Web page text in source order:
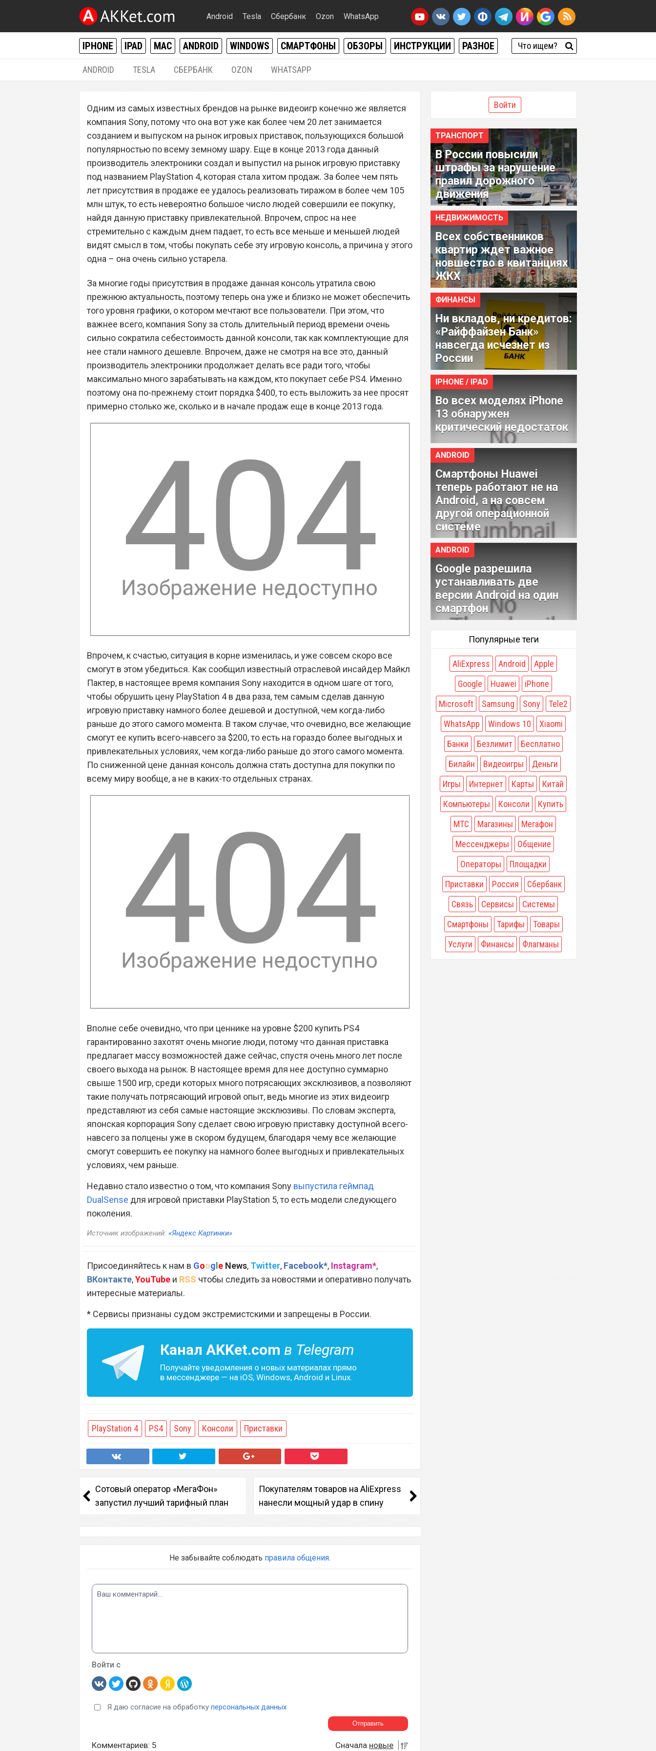
Android Tesla Сбербанк Ozon WhatsApp
IPHONE IPAD MAC ANDROID WINDOWS СМАРТФОНЫ ОБЗОРЫ ИНСТРУКЦИИ РАЗНОЕ
ANDROID TESLA СБЕРБАНК OZON WHATSAPP
Теперь даром: Sony обрушила цену
PlayStation 4 в два раза
Одним из самых известных брендов на рынке видеоигр конечно же является
компания Sony, потому что она вот уже как более чем 20 лет занимается
созданием и выпуском на рынок игровых приставок, пользующихся большой
популярностью по всему земному шару. Еще в конце 2013 года данный
производитель электроники создал и выпустил на рынок игровую приставку
под названием PlayStation 4, которая стала хитом продаж. За более чем пять
лет присутствия в продаже ее удалось реализовать тиражом в более чем 105
млн штук, то есть невероятно большое число людей совершили ее покупку,
найдя данную приставку привлекательной. Впрочем, спрос на нее
стремительно с каждым днем падает, то есть все меньше и меньшей людей
видят смысл в том, чтобы покупать себе эту игровую консоль, а причина у этого
одна – она очень сильно устарела.
За многие годы присутствия в продаже данная консоль утратила свою
прежнюю актуальность, поэтому теперь она уже и близко не может обеспечить
того уровня графики, о котором мечтают все пользователи. При этом, что
важнее всего, компания Sony за столь длительный период времени очень
сильно сократила себестоимость данной консоли, так как комплектующие для
нее стали намного дешевле. Впрочем, даже не смотря на все это, данный
производитель электроники продолжает делать все ради того, чтобы
максимально много зарабатывать на каждом, кто покупает себе PS4. Именно
поэтому она по-прежнему стоит порядка $400, то есть выложить за нее просят
примерно столько же, сколько и в начале продаж еще в конце 2013 года.
Впрочем, к счастью, ситуация в корне изменилась, и уже совсем скоро все
смогут в этом убедиться. Как сообщил известный отраслевой инсайдер Майкл
Пактер, в настоящее время компания Sony находится в одном шаге от того,
чтобы обрушить цену PlayStation 4 в два раза, тем самым сделав данную
игровую приставку намного более дешевой и доступной, чем когда-либо
раньше до этого самого момента. В таком случае, что очевидно, все желающие
смогут ее купить всего-навсего за $200, то есть на гораздо более выгодных и
привлекательных условиях, чем когда-либо раньше до этого самого момента.
По сниженной цене данная консоль должна стать доступна для покупки по
всему миру вообще, а не в каких-то отдельных странах.
Вполне себе очевидно, что при ценнике на уровне $200 купить PS4
гарантированно захотят очень многие люди, потому что данная приставка
предлагает массу возможностей даже сейчас, спустя очень много лет после
своего выхода на рынок. В настоящее время для нее доступно суммарно
свыше 1500 игр, среди которых много потрясающих эксклюзивов, а позволяют
такие получать потрясающий игровой опыт, ведь многие из этих видеоигр
представляют из себя самые настоящие эксклюзивы. По словам эксперта,
японская корпорация Sony сделает свою игровую приставку доступной всего-
навсего за полцены уже в скором будущем, благодаря чему все желающие
смогут совершить ее покупку на намного более выгодных и привлекательных
условиях, чем раньше.
Недавно стало известно о том, что компания Sony выпустила геймпад
DualSense для игровой приставки PlayStation 5, то есть модели следующего
поколения.
Источник изображений: «Яндекс Картинки»
Присоединяйтесь к нам в Google News, Twitter, Facebook*, Instagram*,
ВКонтакте,YouTube и RSS чтобы следить за новостями и оперативно получать
интересные материалы.
* Сервисы признаны судом экстремистскими и запрещены в России.
Канал AKKet.com в Telegram
Получайте уведомления о новых материалах прямо
в мессенджере — на iOS, Windows, Android и Linux.
PlayStation 4 PS4 Sony Консоли Приставки
Сотовый оператор «МегаФон»
запустил лучший тарифный план
Покупателям товаров на AliExpress
нанесли мощный удар в спину
Не забывайте соблюдать правила общения.
Войти с
Я даю согласие на обработку персональных данных
Комментариев: 5 Сначала новые
Войти
ТРАНСПОРТ
В России повысили
штрафы за нарушение
правил дорожного
движения
НЕДВИЖИМОСТЬ
Всех собственников
квартир ждет важное
новшество в квитанциях
ЖКХ
ФИНАНСЫ
Ни вкладов, ни кредитов:
«Райффайзен Банк»
навсегда исчезнет из
России
IPHONE / IPAD
Во всех моделях iPhone
13 обнаружен
критический недостаток
ANDROID
Смартфоны Huawei
теперь работают не на
Android, а на совсем
другой операционной
системе
ANDROID
Google разрешила
устанавливать две
версии Android на один
смартфон
Популярные теги
AliExpress Android
Apple
Google
Huawei
iPhone
Microsoft
Samsung Sony
Tele2
WhatsApp
Windows 10
Xiaomi
Банки
Безлимит
Бесплатно
Билайн
Видеоигры
Деньги
Игры
Интернет Карты
Китай
Компьютеры
Консоли
Купить
МТС
Магазины
Мегафон
Мессенджеры
Общение
Операторы
Площадки
Приставки
Россия
Сбербанк
Связь
Сервисы
Системы
Смартфоны
Тарифы
Товары
Услуги
Финансы Флагманы